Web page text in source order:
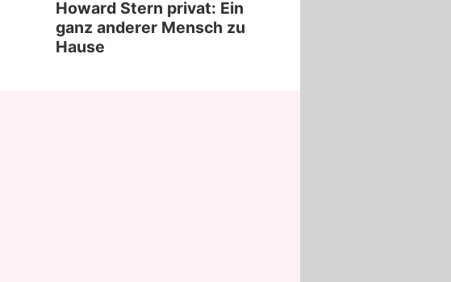
Howard Stern privat: Ein
ganz anderer Mensch zu
Hause